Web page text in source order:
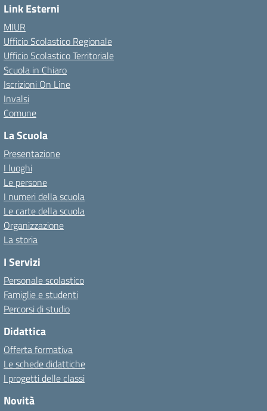
Link Esterni
MIUR
Ufficio Scolastico Regionale
Ufficio Scolastico Territoriale
Scuola in Chiaro
Iscrizioni On Line
Invalsi
Comune
La Scuola
Presentazione
I luoghi
Le persone
I numeri della scuola
Le carte della scuola
Organizzazione
La storia
I Servizi
Personale scolastico
Famiglie e studenti
Percorsi di studio
Didattica
Offerta formativa
Le schede didattiche
I progetti delle classi
Novità